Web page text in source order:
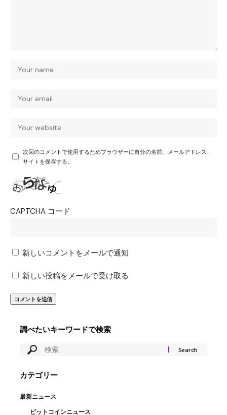
次回のコメントで使用するためブラウザーに自分の名前、メールアドレス、
サイトを保存する。
CAPTCHA コード
新しいコメントをメールで通知
新しい投稿をメールで受け取る
調べたいキーワードで検索
カテゴリー
最新ニュース
ビットコインニュース